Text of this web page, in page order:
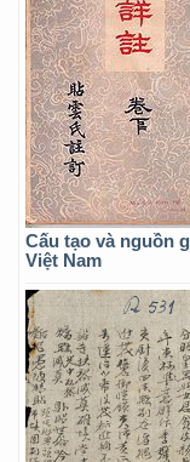
Cấu tạo và nguồn
Việt Nam